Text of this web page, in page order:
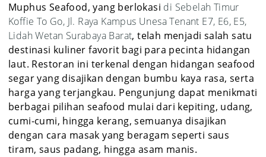
Muphus Seafood, yang berlokasi di Sebelah Timur
Koffie To Go, Jl. Raya Kampus Unesa Tenant E7, E6, E5,
Lidah Wetan Surabaya Barat, telah menjadi salah satu
destinasi kuliner favorit bagi para pecinta hidangan
laut. Restoran ini terkenal dengan hidangan seafood
segar yang disajikan dengan bumbu kaya rasa, serta
harga yang terjangkau. Pengunjung dapat menikmati
berbagai pilihan seafood mulai dari kepiting, udang,
cumi-cumi, hingga kerang, semuanya disajikan
dengan cara masak yang beragam seperti saus
tiram, saus padang, hingga asam manis.